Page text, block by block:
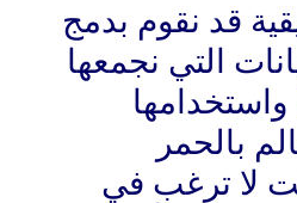
قد نقوم بدمج
التي نجمعها
واستخدامها
بالحمر
لا ترغب في